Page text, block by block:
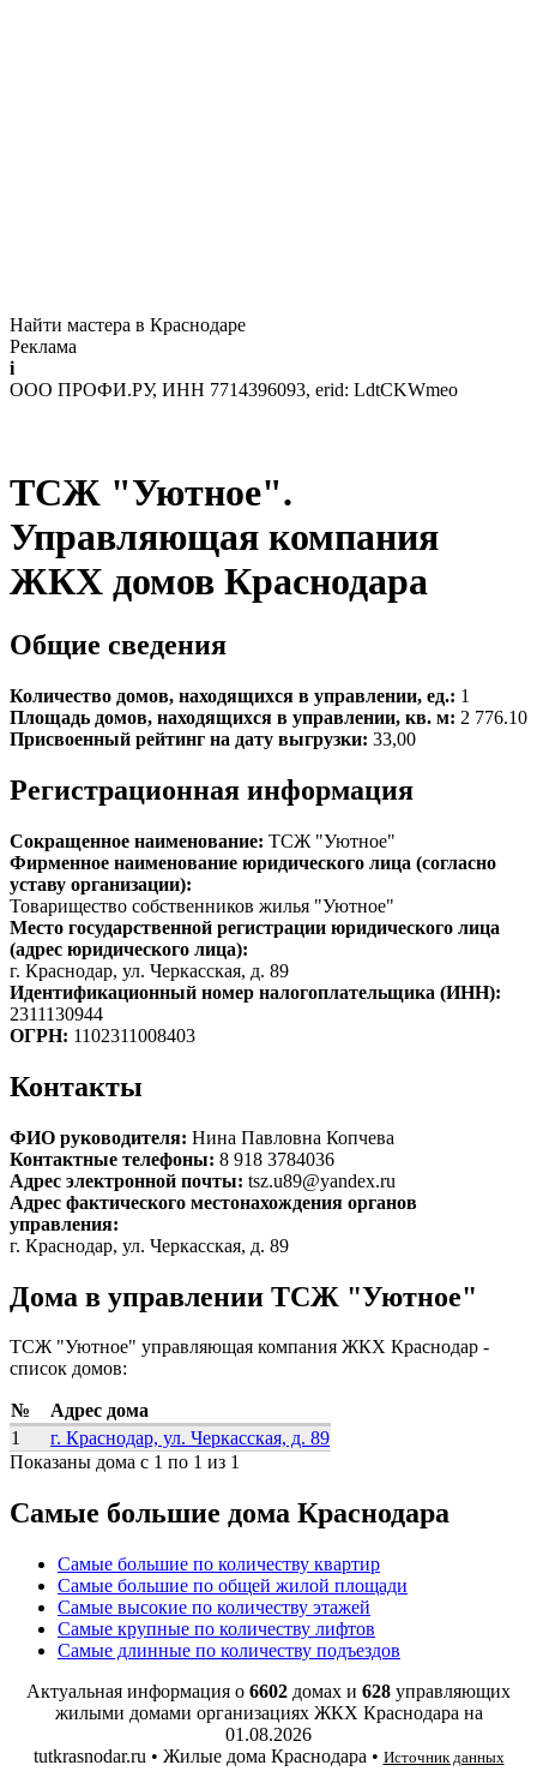
Найти мастера в Краснодаре
Реклама
i
ООО ПРОФИ.РУ, ИНН 7714396093, erid: LdtCKWmeo
ТСЖ "Уютное".
Управляющая компания
ЖКХ домов Краснодара
Общие сведения
Количество домов, находящихся в управлении, ед.: 1
Площадь домов, находящихся в управлении, кв. м: 2 776.10
Присвоенный рейтинг на дату выгрузки: 33,00
Регистрационная информация
Сокращенное наименование: ТСЖ "Уютное"
Фирменное наименование юридического лица (согласно
уставу организации):
Товарищество собственников жилья "Уютное"
Место государственной регистрации юридического лица
(адрес юридического лица):
г. Краснодар, ул. Черкасская, д. 89
Идентификационный номер налогоплательщика (ИНН):
2311130944
ОГРН: 1102311008403
Контакты
ФИО руководителя: Нина Павловна Копчева
Контактные телефоны: 8 918 3784036
Адрес электронной почты: tsz.u89@yandex.ru
Адрес фактического местонахождения органов
управления:
г. Краснодар, ул. Черкасская, д. 89
Дома в управлении ТСЖ "Уютное"
ТСЖ "Уютное" управляющая компания ЖКХ Краснодар -
список домов:
№
Адрес дома
1
г. Краснодар, ул. Черкасская, д. 89
Показаны дома с 1 по 1 из 1
Самые большие дома Краснодара
Самые большие по количеству квартир
Самые большие по общей жилой площади
Самые высокие по количеству этажей
Самые крупные по количеству лифтов
Самые длинные по количеству подъездов
Актуальная информация о 6602 домах и 628 управляющих
жилыми домами организациях ЖКХ Краснодара на
01.08.2026
tutkrasnodar.ru • Жилые дома Краснодара • Источник данных